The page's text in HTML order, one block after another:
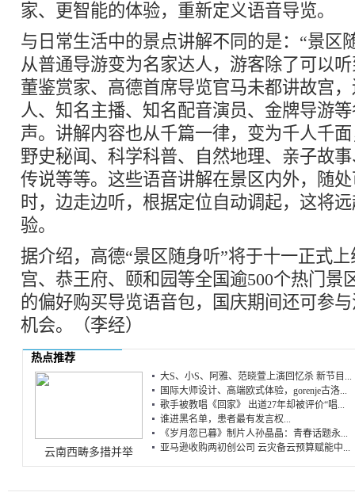
家、更智能的体验，重新定义语音导览。
与日常生活中的景点讲解不同的是：“景区
从普通导游变为名家达人，游客除了可以
董鉴赏家、高德首席导览官马未都讲故宫
人、知名主播、知名配音演员、金牌导游
声。讲解内容也从千篇一律，变为千人千
野史秘闻、科学科普、自然地理、亲子故
传说等等。这些语音讲解在景区内外，随
时，边走边听，根据定位自动调起，这将
验。
据介绍，高德“景区随身听”将于十一正式
宫、恭王府、颐和园等全国逾500个热门景
的偏好购买导览语音包，国庆期间还可参
机会。（李经）
热点推荐
云南西畴多措并举
大S、小S、阿雅、范晓萱上演回忆杀 新节目...
国际大师设计、高端欧式体验，gorenje古洛...
歌手被教唱《回家》 出道27年却被评价“唱...
谁进黑名单，患者最有发言权...
《岁月忽已暮》制片人孙晶晶：青春话题永...
亚马逊收购两初创公司 云灾备云预算赋能中...